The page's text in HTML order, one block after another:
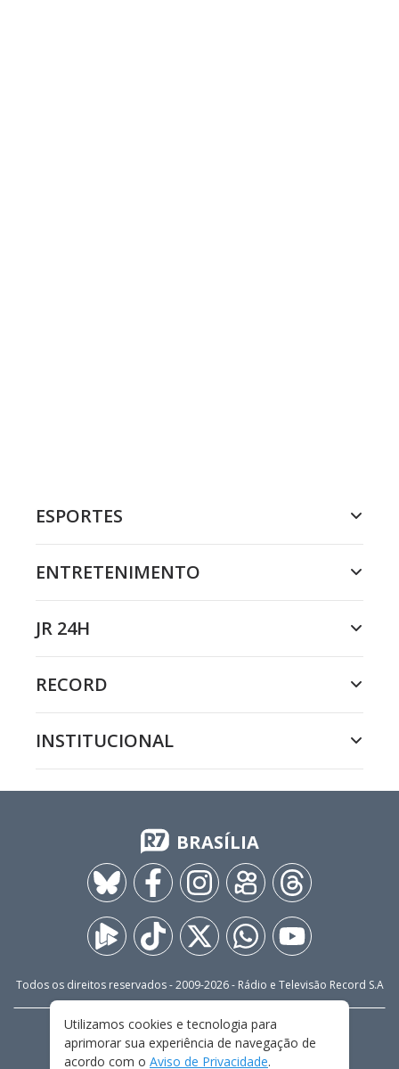
ESPORTES
ENTRETENIMENTO
JR 24H
RECORD
INSTITUCIONAL
BRASÍLIA
Todos os direitos reservados - 2009-2026- Rádio e Televisão Record S.A
FALE CONOSCO
PRIVACIDADE
TERMOS E CONDIÇÕES DE USO
Utilizamos cookies e tecnologia para
aprimorar sua experiência de navegação de
acordo com o Aviso de Privacidade.